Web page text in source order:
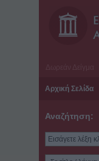
Αρχική Σελίδα
Αναζήτηση: